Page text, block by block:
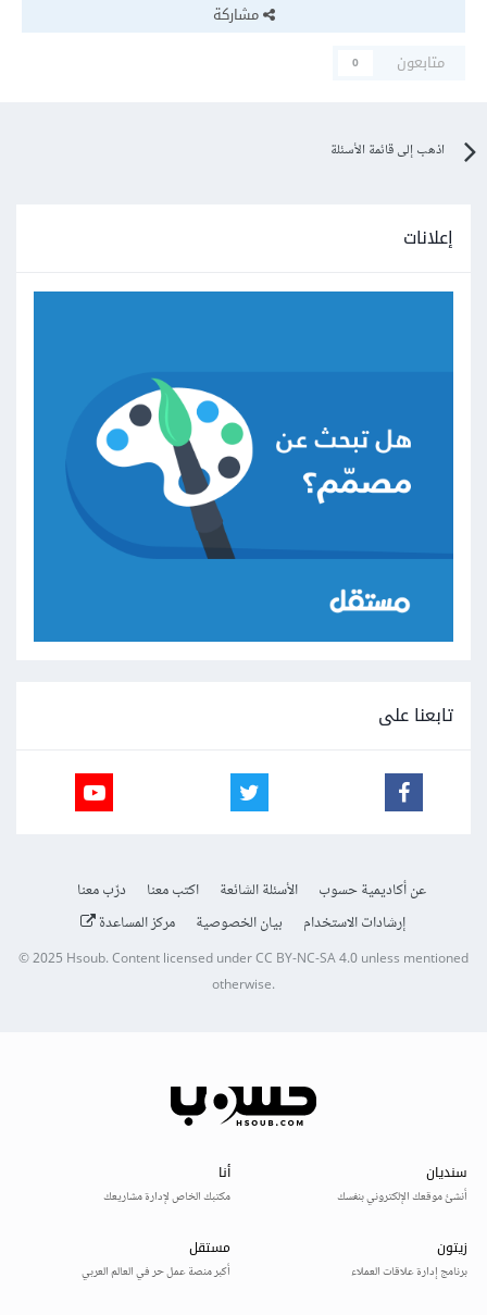
مشاركة
متابعون
0
اذهب إلى قائمة الأسئلة
إعلانات
تابعنا على
عن أكاديمية حسوب الأسئلة الشائعة اكتب معنا
درّب معنا
إرشادات الاستخدام
بيان الخصوصية مركز المساعدة
© 2025Hsoub.Content licensed underCC BY-NC-SA 4.0unless mentioned
otherwise.